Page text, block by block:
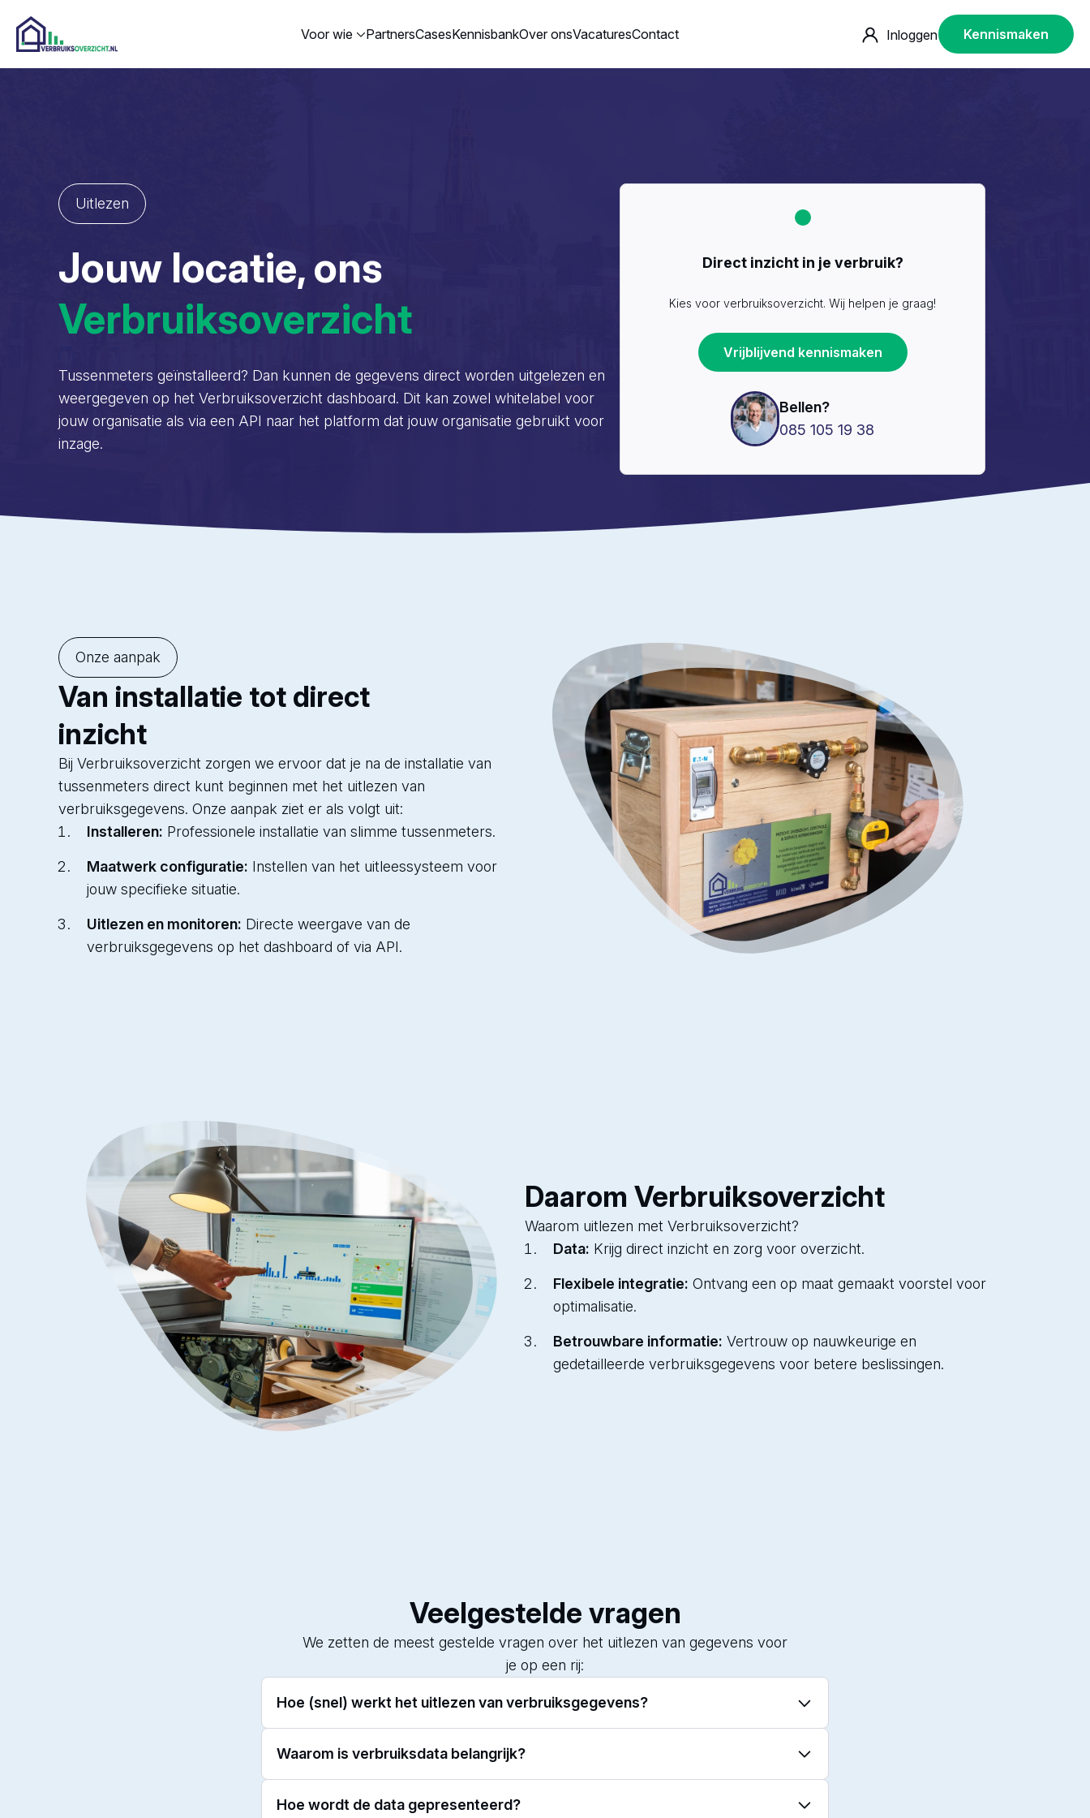
Voor wie PartnersCasesKennisbankOver onsVacaturesContact Inloggen Kennismaken
Uitlezen
Jouw locatie, ons
Verbruiksoverzicht
Tussenmeters geïnstalleerd? Dan kunnen de gegevens direct worden uitgelezen en
weergegeven op het Verbruiksoverzicht dashboard. Dit kan zowel whitelabel voor
jouw organisatie als via een API naar het platform dat jouw organisatie gebruikt voor
inzage.
Direct inzicht in je verbruik?
Kies voor verbruiksoverzicht. Wij helpen je graag!
Vrijblijvend kennismaken
Bellen?
085 105 19 38
Onze aanpak
Van installatie tot direct
inzicht
Bij Verbruiksoverzicht zorgen we ervoor dat je na de installatie van
tussenmeters direct kunt beginnen met het uitlezen van
verbruiksgegevens. Onze aanpak ziet er als volgt uit:
Installeren: Professionele installatie van slimme tussenmeters.
Maatwerk configuratie: Instellen van het uitleessysteem voor
jouw specifieke situatie.
Uitlezen en monitoren: Directe weergave van de
verbruiksgegevens op het dashboard of via API.
Daarom Verbruiksoverzicht
Waarom uitlezen met Verbruiksoverzicht?
Data: Krijg direct inzicht en zorg voor overzicht.
Flexibele integratie: Ontvang een op maat gemaakt voorstel voor
optimalisatie.
Betrouwbare informatie: Vertrouw op nauwkeurige en
gedetailleerde verbruiksgegevens voor betere beslissingen.
Veelgestelde vragen
We zetten de meest gestelde vragen over het uitlezen van gegevens voor
je op een rij:
Hoe (snel) werkt het uitlezen van verbruiksgegevens?
worden uitgelezen en weergegeven op het Verbruiksoverzicht dashboard. Dit kan
ook via een API naar jouw eigen systeem worden gestuurd.
Waarom is verbruiksdata belangrijk?
reageren op onregelmatigheden en efficiënter kunt beheren.
Hoe wordt de data gepresenteerd?